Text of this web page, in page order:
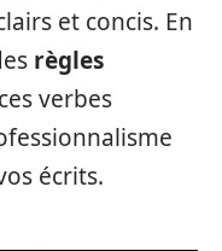
et concis. En
règles
verbes
écrits.